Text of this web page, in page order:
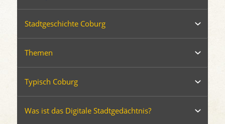
Stadtgeschichte Coburg
Themen
Typisch Coburg
Was ist das Digitale Stadtgedächtnis?